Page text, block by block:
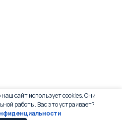
сайт использует cookies. Они
работы. Вас это устраивает?